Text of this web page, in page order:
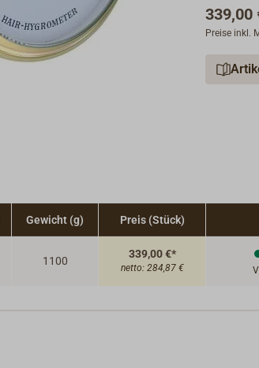
in
339,00
Preise inkl.
Gewicht (g) Preis (Stück)
1100
339,00 €*
netto: 284,87 €